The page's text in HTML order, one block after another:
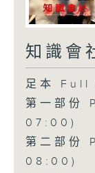
知識會
足本
第一部
07:00)
第二部
08:00)